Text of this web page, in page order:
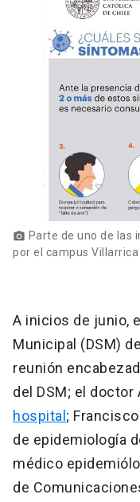
Padres y familia
Correo UC launch
Mi Portal UC launch
Donaciones launch
photo_camera Parte de uno de las
por el campus
A inicios de junio,
Municipal (DSM)
reunión
del DSM; el doctor
hospital ;
de epidemiología
médico
de